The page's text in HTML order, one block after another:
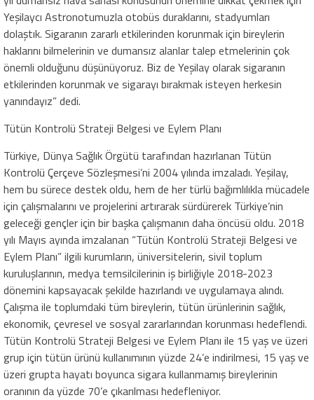
Yeşilaycı Astronotumuzla otobüs duraklarını, stadyumları
dolaştık. Sigaranın zararlı etkilerinden korunmak için bireylerin
haklarını bilmelerinin ve dumansız alanlar talep etmelerinin çok
önemli olduğunu düşünüyoruz. Biz de Yeşilay olarak sigaranın
etkilerinden korunmak ve sigarayı bırakmak isteyen herkesin
yanındayız” dedi.
Tütün Kontrolü Strateji Belgesi ve Eylem Planı
Türkiye, Dünya Sağlık Örgütü tarafından hazırlanan Tütün
Kontrolü Çerçeve Sözleşmesi’ni 2004 yılında imzaladı. Yeşilay,
hem bu sürece destek oldu, hem de her türlü bağımlılıkla mücadele
için çalışmalarını ve projelerini artırarak sürdürerek Türkiye’nin
geleceği gençler için bir başka çalışmanın daha öncüsü oldu. 2018
yılı Mayıs ayında imzalanan “Tütün Kontrolü Strateji Belgesi ve
Eylem Planı” ilgili kurumların, üniversitelerin, sivil toplum
kuruluşlarının, medya temsilcilerinin iş birliğiyle 2018-2023
dönemini kapsayacak şekilde hazırlandı ve uygulamaya alındı.
Çalışma ile toplumdaki tüm bireylerin, tütün ürünlerinin sağlık,
ekonomik, çevresel ve sosyal zararlarından korunması hedeflendi.
Tütün Kontrolü Strateji Belgesi ve Eylem Planı ile 15 yaş ve üzeri
grup için tütün ürünü kullanımının yüzde 24’e indirilmesi, 15 yaş ve
üzeri grupta hayatı boyunca sigara kullanmamış bireylerinin
oranının da yüzde 70’e çıkarılması hedefleniyor.